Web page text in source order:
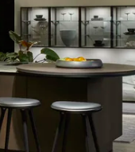
van moderne
huizen. Wij
diversiteit en die
Denk aan
design keukens met
die naadloos
komen samen